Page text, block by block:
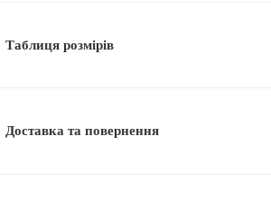
Таблиця розмірів
Доставка та повернення